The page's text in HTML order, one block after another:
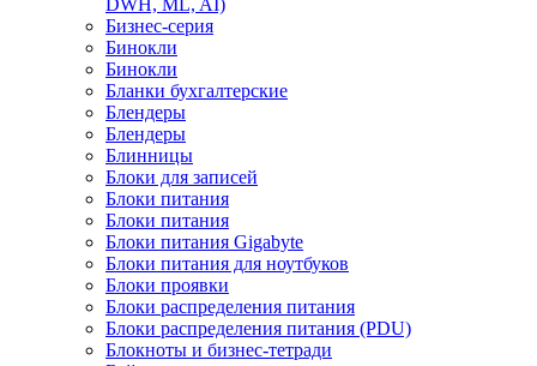
Бизнес-серия
Бинокли
Бинокли
Бланки бухгалтерские
Блендеры
Блендеры
Блинницы
Блоки для записей
Блоки питания
Блоки питания
Блоки питания Gigabyte
Блоки питания для ноутбуков
Блоки проявки
Блоки распределения питания
Блоки распределения питания (PDU)
Блокноты и бизнес-тетради